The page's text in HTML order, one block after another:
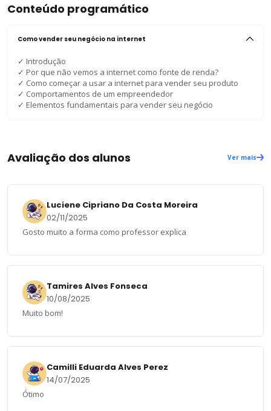
Conteúdo programático
Como vender seu negócio na internet
✓ Introdução
✓ Por que não vemos a internet como fonte de renda?
✓ Como começar a usar a internet para vender seu produto
✓ Comportamentos de um empreendedor
✓ Elementos fundamentais para vender seu negócio
Avaliação dos alunos Ver mais
Luciene Cipriano Da Costa Moreira
02/11/2025
Gosto muito a forma como professor explica
Tamires Alves Fonseca
10/08/2025
Muito bom!
Camilli Eduarda Alves Perez
14/07/2025
Ótimo